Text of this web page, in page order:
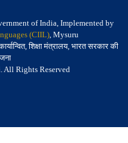
of India, Implemented by
(CIIL), Mysuru
शिक्षा मंत्रालय, भारत सरकार की
. All Rights Reserved